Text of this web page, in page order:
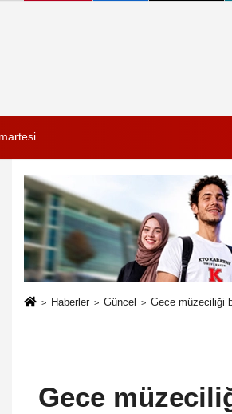
Haberler Güncel Gece müzeciliği
Gece